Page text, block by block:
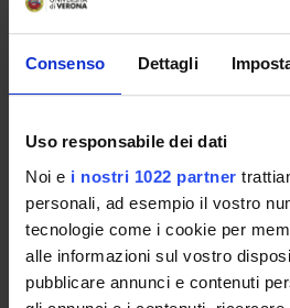
Consenso Dettagli
Uso responsabile dei dati
Noi e i nostri 1022 partner
personali, ad esempio il vostro
tecnologie come i cookie per
alle informazioni sul vostro
pubblicare annunci e contenuti
practical adaptation options for
and of Valpolicella and what could
resilience to climate change of
warming, as the placing at various
hills and mountains sets off the
resilience.
Pagina Web:
http://www.bio-
conferences.org/articles/bioconf/
oiv2016_01012/bioconf-